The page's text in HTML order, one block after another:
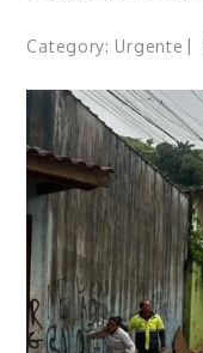
Category: Urgente